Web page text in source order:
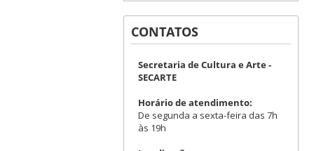
CONTATOS
Secretaria de Cultura e Arte -
SECARTE
Horário de atendimento:
De segunda a sexta-feira das 7h
às 19h